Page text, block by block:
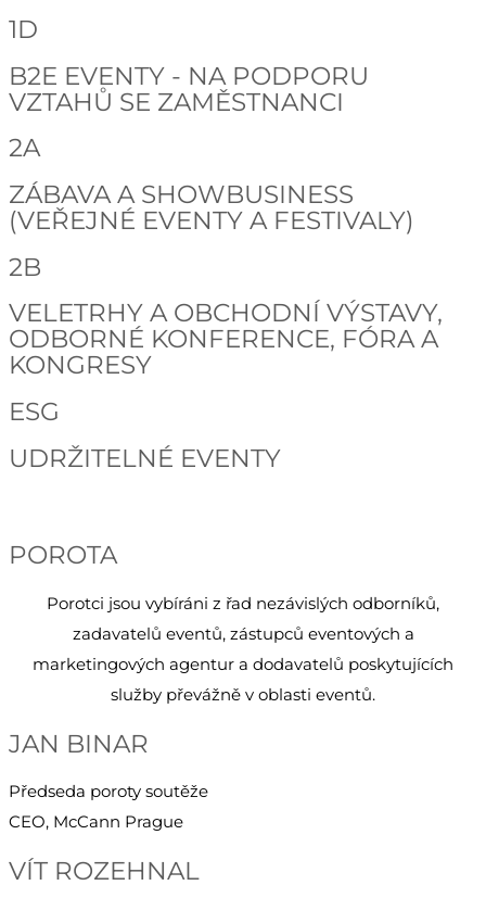
1D
B2E EVENTY - NA PODPORU
VZTAHŮ SE ZAMĚSTNANCI
2A
ZÁBAVA A SHOWBUSINESS
(VEŘEJNÉ EVENTY A FESTIVALY)
2B
VELETRHY A OBCHODNÍ VÝSTAVY,
ODBORNÉ KONFERENCE, FÓRA A
KONGRESY
ESG
UDRŽITELNÉ EVENTY
POROTA
Porotci jsou vybíráni z řad nezávislých odborníků,
zadavatelů eventů, zástupců eventových a
marketingových agentur a dodavatelů poskytujících
služby převážně v oblasti eventů.
JAN BINAR
Předseda poroty soutěže
CEO, McCann Prague
VÍT ROZEHNAL